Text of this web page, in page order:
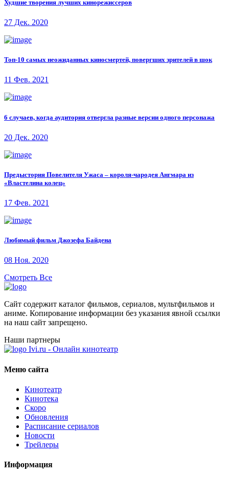
Худшие творения лучших кинорежиссеров
27 Дек. 2020
Топ-10 самых неожиданных киносмертей, повергших зрителей в шок
11 Фев. 2021
6 случаев, когда аудитория отвергла разные версии одного персонажа
20 Дек. 2020
Предыстория Повелителя Ужаса – короля-чародея Ангмара из
«Властелина колец»
17 Фев. 2021
Любимый фильм Джозефа Байдена
08 Ноя. 2020
Смотреть Все
Сайт содержит каталог фильмов, сериалов, мультфильмов и
аниме. Копирование информации без указания явной ссылки
на наш сайт запрещено.
Наши партнеры
Ivi.ru - Онлайн кинотеатр
Меню сайта
Кинотеатр
Кинотека
Скоро
Обновления
Расписание сериалов
Новости
Трейлеры
Информация